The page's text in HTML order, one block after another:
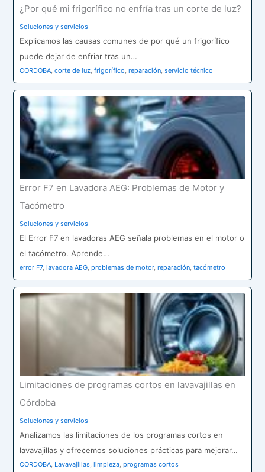
¿Por qué mi frigorífico no enfría tras un corte de luz?
Soluciones y servicios
Explicamos las causas comunes de por qué un frigorífico
puede dejar de enfriar tras un…
CORDOBA,corte de luz,frigorífico,reparación,servicio técnico
Error F7 en Lavadora AEG: Problemas de Motor y
Tacómetro
Soluciones y servicios
El Error F7 en lavadoras AEG señala problemas en el motor o
el tacómetro. Aprende…
error F7,lavadora AEG ,problemas de motor,reparación ,tacómetro
Limitaciones de programas cortos en lavavajillas en
Córdoba
Soluciones y servicios
Analizamos las limitaciones de los programas cortos en
lavavajillas y ofrecemos soluciones prácticas para mejorar…
CORDOBA Lavavajillas ,limpieza ,programas cortos